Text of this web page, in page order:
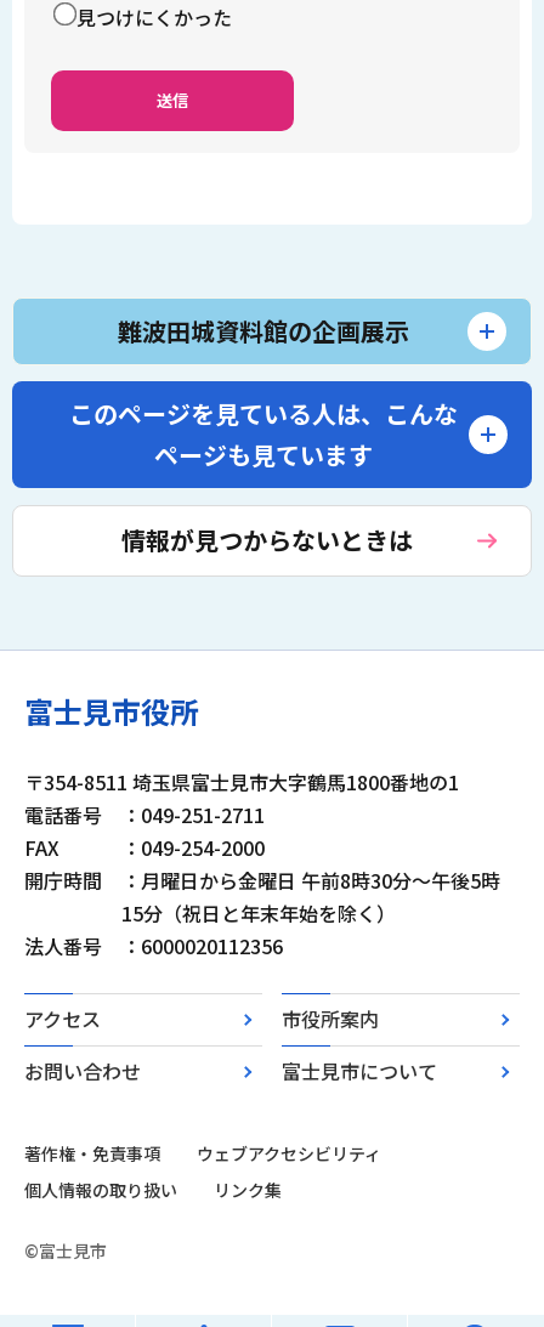
見つけにくかった
難波田城資料館の企画展示
このページを見ている人は、 こんな
ページも見ています
情報が見つからないときは
富士見市役所
〒354-8511 埼玉県富士見市大字鶴馬1800番地の1
電話番号
：049-251-2711
FAX
：049-254-2000
開庁時間
：月曜日から金曜日 午前8時30分～午後5時
15分（祝日と年末年始を除く）
法人番号
：6000020112356
アクセス
市役所案内
お問い合わせ
富士見市について
著作権・免責事項
ウェブアクセシビリティ
個人情報の取り扱い
リンク集
©富士見市